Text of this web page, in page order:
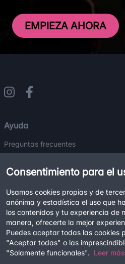
EMPIEZA AHORA
Ayuda
Preguntas frecuentes
Legal
Términos y condiciones
Política de privacidad
Política de cookies
Consentimiento para el
Usamos cookies propias y de
anónima y estadística el uso que
los contenidos y tu experiencia de
manera, ofrecerte la mejor
Puedes aceptar todas las cookies
"Aceptar todas" o las
"Solamente funcionales". Leer más